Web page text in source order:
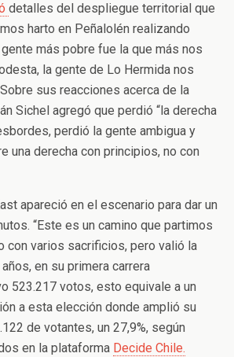
detalles del despliegue territorial que
harto en Peñalolén realizando
más pobre fue la que más nos
la gente de Lo Hermida nos
sus reacciones acerca de la
Sichel agregó que perdió “la derecha
perdió la gente ambigua y
una derecha con principios, no con
apareció en el escenario para dar un
“Este es un camino que partimos
con varios sacrificios, pero valió la
en su primera carrera
523.217 votos, esto equivale a un
a esta elección donde amplió su
de votantes, un 27,9%, según
en la plataforma Decide Chile.